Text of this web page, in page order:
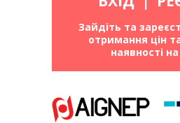
Зайдіть та
отримання цін
наявності